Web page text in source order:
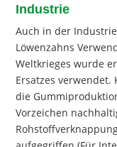
Industrie
Auch in der
Löwenzahns
Weltkrieges wurde
Ersatzes
die
Vorzeichen